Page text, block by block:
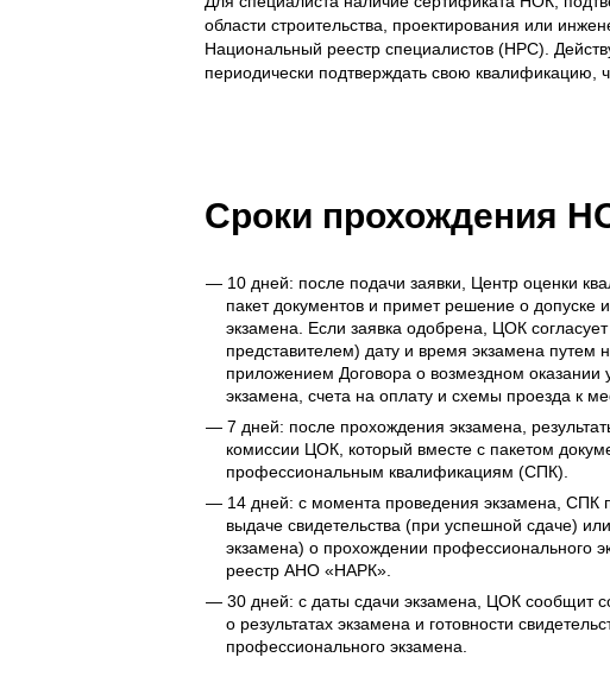
области строительства, проектирования или
Национальный реестр специалистов (НРС).
периодически подтверждать свою квалификацию,
Сроки прохождения
10 дней: после подачи заявки, Центр оценки
пакет документов и примет решение о допуске
экзамена. Если заявка одобрена, ЦОК
представителем) дату и время экзамена
приложением Договора о возмездном оказании
экзамена, счета на оплату и схемы проезда к
7 дней: после прохождения экзамена,
комиссии ЦОК, который вместе с пакетом
профессиональным квалификациям (СПК).
14 дней: с момента проведения экзамена, СПК
выдаче свидетельства (при успешной сдаче)
экзамена) о прохождении профессионального
реестр АНО «НАРК».
30 дней: с даты сдачи экзамена, ЦОК сообщит
о результатах экзамена и готовности
профессионального экзамена.